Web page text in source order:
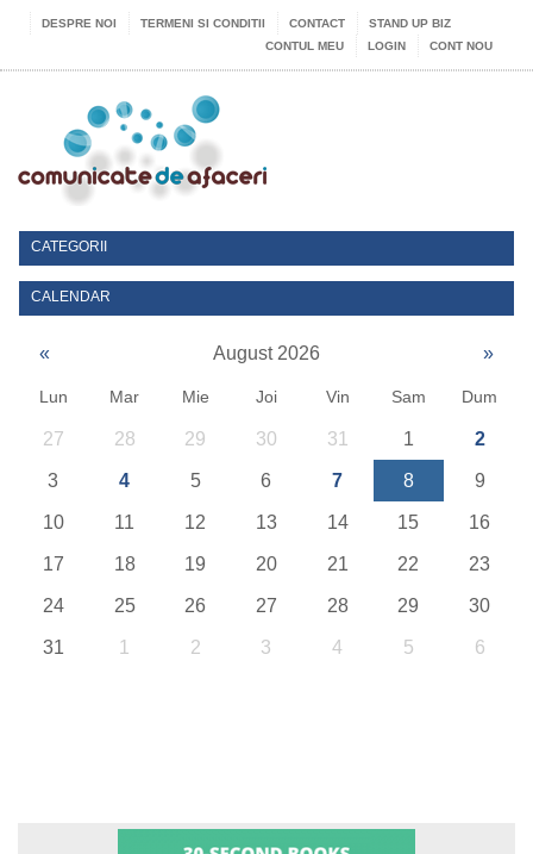
DESPRE NOI TERMENI SI CONDITII CONTACT
STAND UP BIZ
CONTUL MEU
LOGIN CONT NOU
CATEGORII
CALENDAR
« August 2026 »
Lun Mar Mie Joi Vin Sam Dum
27 28 29 30 31 1 2
3 4 5 6 7 8 9
10 11 12 13 14 15 16
17 18 19 20 21 22 23
24 25 26 27 28 29 30
31 1 2 3 4 5 6